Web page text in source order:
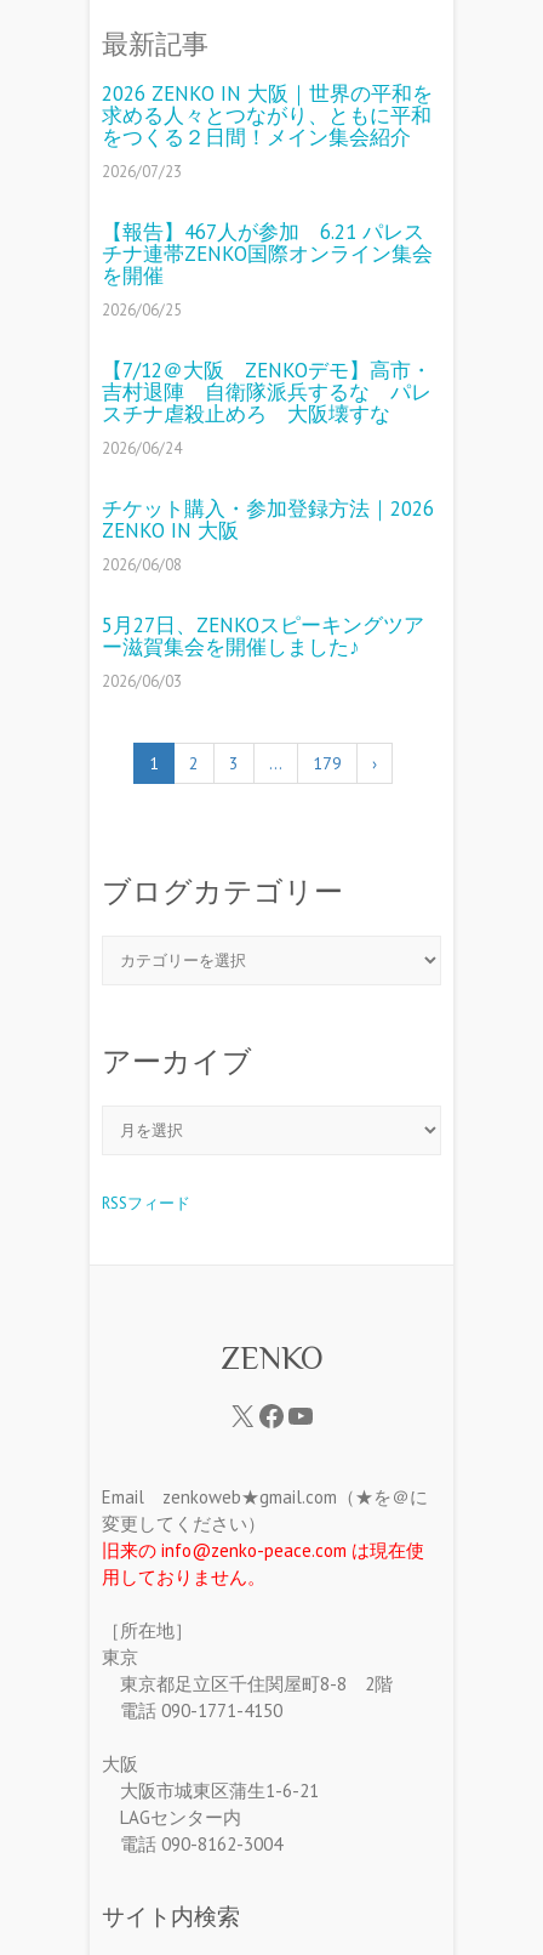
最新記事
2026 ZENKO IN 大阪｜世界の平和を
求める人々とつながり、ともに平和
をつくる２日間！メイン集会紹介
2026/07/23
【報告】467人が参加 6.21 パレス
チナ連帯ZENKO国際オンライン集会
を開催
2026/06/25
【7/12＠大阪 ZENKOデモ】高市・
吉村退陣 自衛隊派兵するな パレ
スチナ虐殺止めろ 大阪壊すな
2026/06/24
チケット購入・参加登録方法｜2026
ZENKO IN 大阪
2026/06/08
5月27日、ZENKOスピーキングツア
ー滋賀集会を開催しました♪
2026/06/03
1 2 3 … 179 ›
ブログカテゴリー
アーカイブ
RSSフィード
ZENKO
Email zenkoweb★gmail.com（★を＠に
変更してください）
旧来の info@zenko-peace.com は現在使
用しておりません。
［所在地］
東京
東京都足立区千住関屋町8-8 2階
電話 090-1771-4150
大阪
大阪市城東区蒲生1-6-21
LAGセンター内
電話 090-8162-3004
サイト内検索